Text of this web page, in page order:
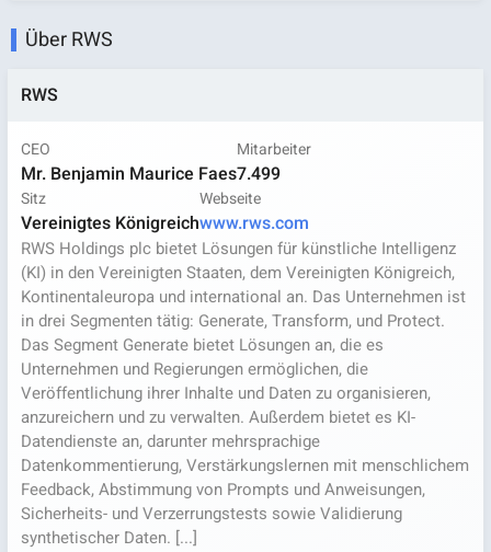
Über RWS
RWS
CEO
Mr. Benjamin Maurice Faes
Mitarbeiter
7.499
Sitz
Vereinigtes Königreich
Webseite
www.rws.com
RWS Holdings plc bietet Lösungen für künstliche Intelligenz
(KI) in den Vereinigten Staaten, dem Vereinigten Königreich,
Kontinentaleuropa und international an. Das Unternehmen ist
in drei Segmenten tätig: Generate, Transform, und Protect.
Das Segment Generate bietet Lösungen an, die es
Unternehmen und Regierungen ermöglichen, die
Veröffentlichung ihrer Inhalte und Daten zu organisieren,
anzureichern und zu verwalten. Außerdem bietet es KI-
Datendienste an, darunter mehrsprachige
Datenkommentierung, Verstärkungslernen mit menschlichem
Feedback, Abstimmung von Prompts und Anweisungen,
Sicherheits- und Verzerrungstests sowie Validierung
synthetischer Daten. [...]